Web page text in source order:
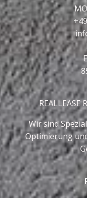
REALLEASE
Wir sind
Optimierung